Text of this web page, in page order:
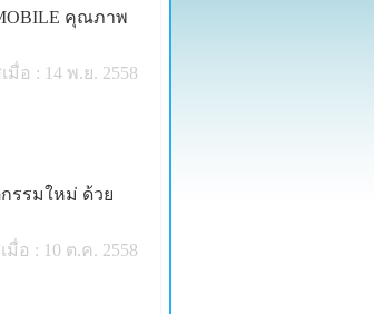
คุณภาพ
มื่อ : 14 พ.ย. 2558
รรมใหม่ ด้วย
มื่อ : 10 ต.ค. 2558